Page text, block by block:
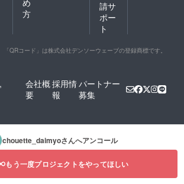
め
方
請サ
ポー
ト
「QRコード」は株式会社デンソーウェーブの登録商標です。
会社概
要
採用情
報
パートナー
募集
chouette_daimyoさんへアンコール
もう一度プロジェクトをやってほしい